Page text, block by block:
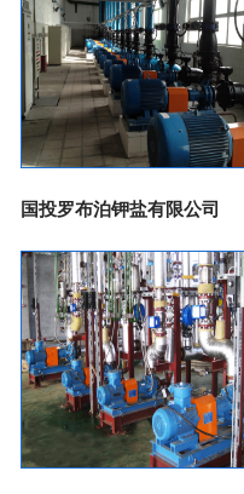
国投罗布泊钾盐有限公司